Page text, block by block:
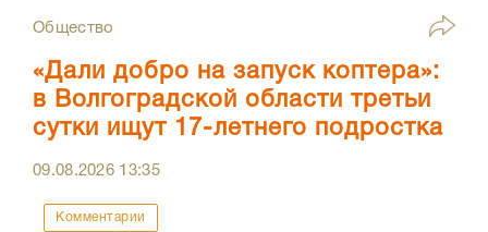
Общество
«Дали добро на запуск коптера»:
в Волгоградской области третьи
сутки ищут 17-летнего подростка
09.08.2026 13:35
Комментарии